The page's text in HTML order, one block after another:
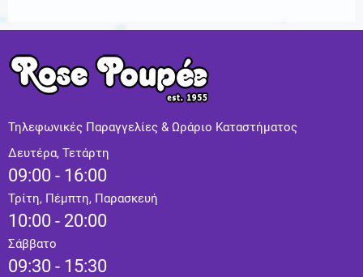
Τηλεφωνικές Παραγγελίες & Ωράριο Καταστήματος
Δευτέρα, Τετάρτη
09:00 - 16:00
Τρίτη, Πέμπτη, Παρασκευή
10:00 - 20:00
Σάββατο
09:30 - 15:30